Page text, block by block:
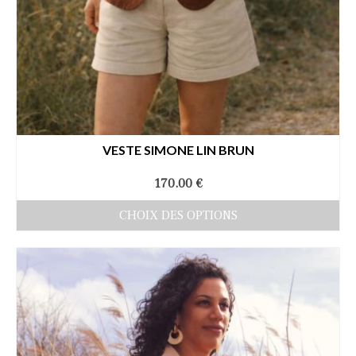
VESTE SIMONE LIN BRUN
170.00 €
CHOIX DES OPTIONS
produit
plusieurs
variations.